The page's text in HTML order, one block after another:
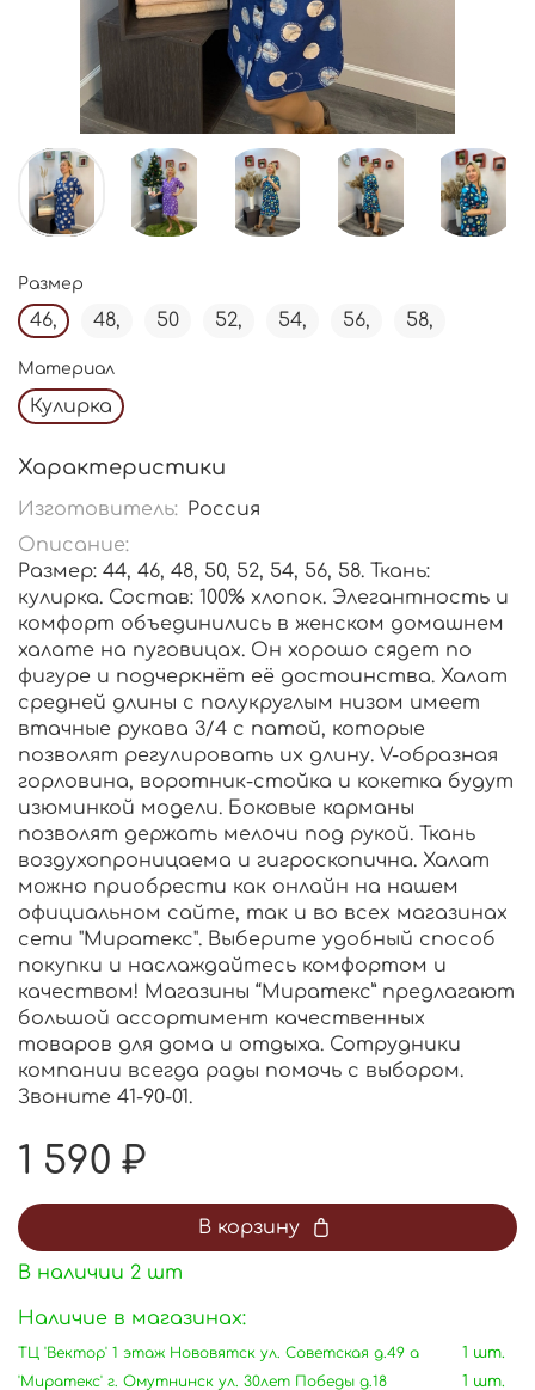
Размер
46, 48, 50 52, 54, 56, 58,
Материал
Кулирка
Характеристики
Изготовитель:
Россия
Описание:
Размер: 44, 46, 48, 50, 52, 54, 56, 58. Ткань:
кулирка. Состав: 100% хлопок. Элегантность и
комфорт объединились в женском домашнем
халате на пуговицах. Он хорошо сядет по
фигуре и подчеркнёт её достоинства. Халат
средней длины с полукруглым низом имеет
втачные рукава 3/4 с патой, которые
позволят регулировать их длину. V-образная
горловина, воротник-стойка и кокетка будут
изюминкой модели. Боковые карманы
позволят держать мелочи под рукой. Ткань
воздухопроницаема и гигроскопична. Халат
можно приобрести как онлайн на нашем
официальном сайте, так и во всех магазинах
сети "Миратекс". Выберите удобный способ
покупки и наслаждайтесь комфортом и
качеством! Магазины “Миратекс” предлагают
большой ассортимент качественных
товаров для дома и отдыха. Сотрудники
компании всегда рады помочь с выбором.
Звоните 41-90-01.
1 590 ₽
В корзину
В наличии 2 шт
Наличие в магазинах:
ТЦ 'Вектор' 1 этаж Нововятск ул. Советская д.49 а
1 шт.
'Миратекс' г. Омутнинск ул. 30лет Победы д.18
1 шт.